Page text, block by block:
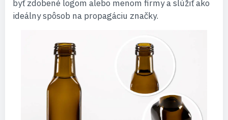
byť zdobené logom alebo menom firmy a slúžiť ako
ideálny spôsob na propagáciu značky.